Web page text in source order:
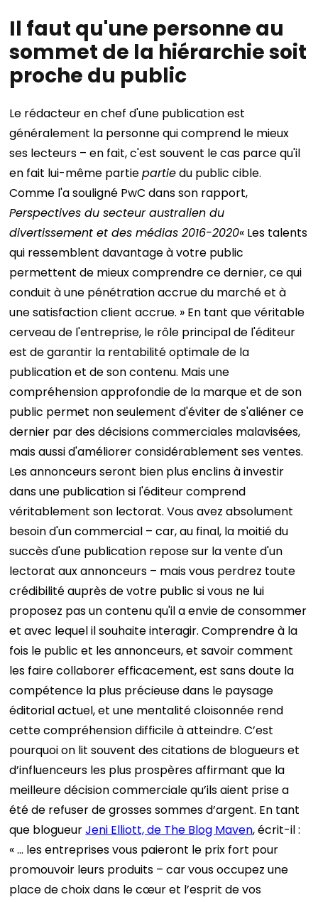
Il faut qu'une personne au
sommet de la hiérarchie soit
proche du public
Le rédacteur en chef d'une publication est
généralement la personne qui comprend le mieux
ses lecteurs – en fait, c'est souvent le cas parce qu'il
en fait lui-même partiepartiedu public cible.
Comme l'a souligné PwC dans son rapport,
Perspectives du secteur australien du
divertissement et des médias 2016-2020« Les talents
qui ressemblent davantage à votre public
permettent de mieux comprendre ce dernier, ce qui
conduit à une pénétration accrue du marché et à
une satisfaction client accrue. » En tant que véritable
cerveau de l'entreprise, le rôle principal de l'éditeur
est de garantir la rentabilité optimale de la
publication et de son contenu. Mais une
compréhension approfondie de la marque et de son
public permet non seulement d'éviter de s'aliéner ce
dernier par des décisions commerciales malavisées,
mais aussi d'améliorer considérablement ses ventes.
Les annonceurs seront bien plus enclins à investir
dans une publication si l'éditeur comprend
véritablement son lectorat.Vous avez absolument
besoin d'un commercial – car, au final, la moitié du
succès d'une publication repose sur la vente d'un
lectorat aux annonceurs – mais vous perdrez toute
crédibilité auprès de votre public si vous ne lui
proposez pas un contenu qu'il a envie de consommer
et avec lequel il souhaite interagir. Comprendre à la
fois le public et les annonceurs, et savoir comment
les faire collaborer efficacement, est sans doute la
compétence la plus précieuse dans le paysage
éditorial actuel, et une mentalité cloisonnée rend
cette compréhension difficile à atteindre.C’est
pourquoi on lit souvent des citations de blogueurs et
d’influenceurs les plus prospères affirmant que la
meilleure décision commerciale qu’ils aient prise a
été de refuser de grosses sommes d’argent. En tant
que blogueurJeni Elliott, de The Blog Maven, écrit-il :
« … les entreprises vous paieront le prix fort pour
promouvoir leurs produits – car vous occupez une
place de choix dans le cœur et l’esprit de vos